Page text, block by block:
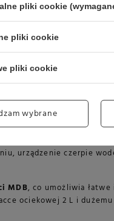
Grow
do kawy, który
kawowymi.
wyświetlacz 10,1-
urządzenie czerpie
MDB, co umożliwia łatwe
ociekowej 2 L i
pliki cookie
pliki cookie
pliki cookie
wybrane